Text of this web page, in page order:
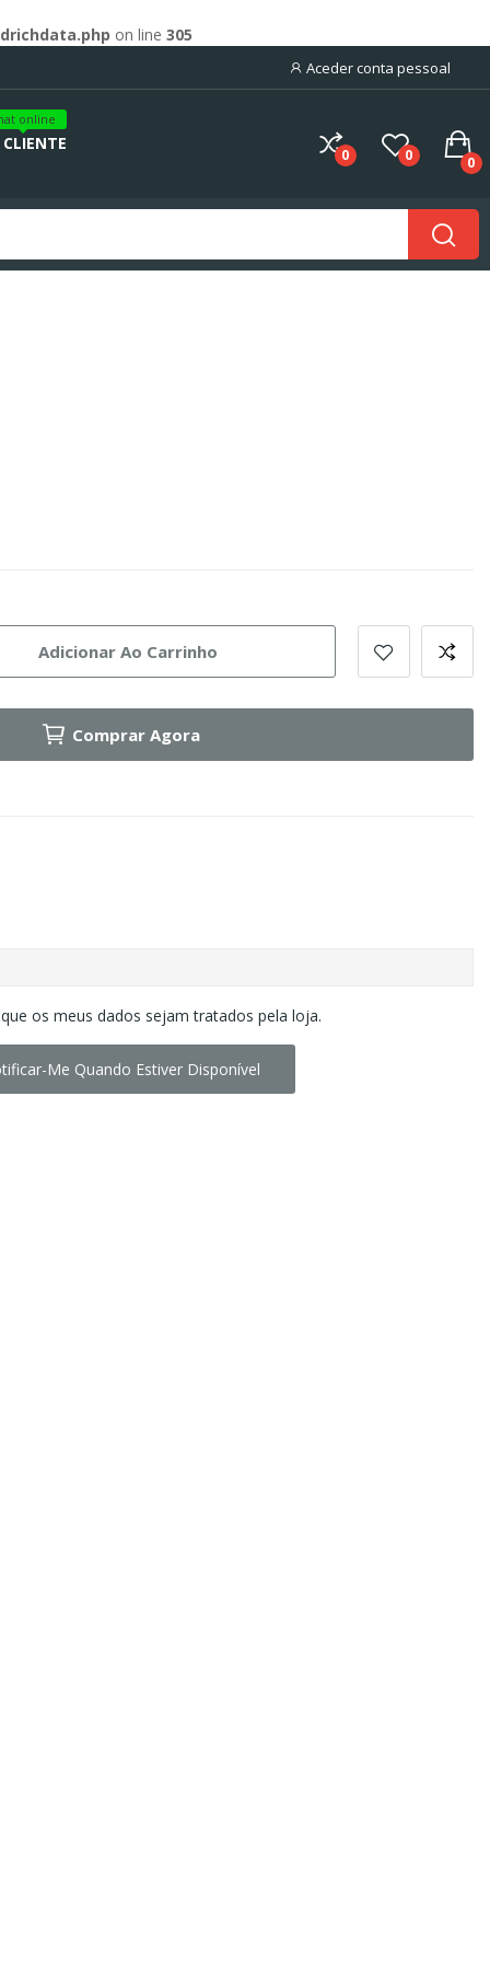
on line 305
Aceder conta pessoal
online
0 0 0
Adicionar Ao Carrinho
Comprar Agora
os meus dados sejam tratados pela loja.
Me Quando Estiver Disponível